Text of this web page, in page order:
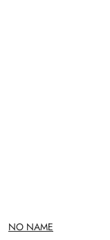
NAZWA
PRODUCENTA:
NO NAME